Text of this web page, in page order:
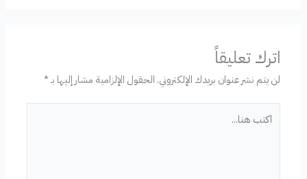
اترك تعليقاً
لن يتم نشر عنوان بريدك الإلكتروني. الحقول الإلزامية مشار إليها بـ*
هنا...